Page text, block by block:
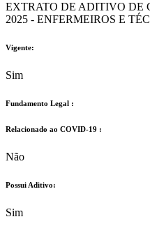
EXTRATO DE ADITIVO DE
2025 - ENFERMEIROS E
Vigente:
Sim
Fundamento Legal :​
Relacionado ao COVID-19 :​
Não
Possui Aditivo:​
Sim